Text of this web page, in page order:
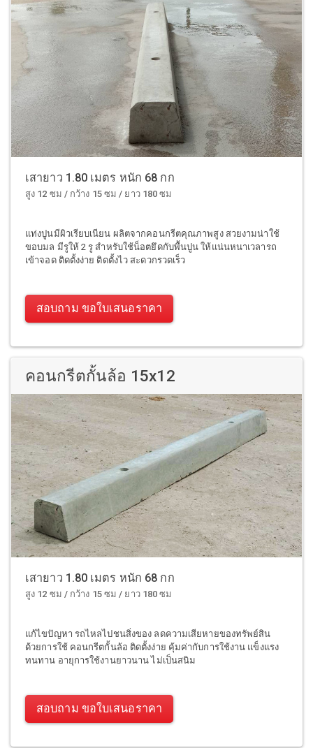
เสายาว 1.80 เมตร หนัก 68 กก
สูง 12 ซม / กว้าง 15 ซม / ยาว 180 ซม
แท่งปูนมีผิวเรียบเนียน ผลิตจากคอนกรีตคุณภาพสูง สวยงามน่าใช้
ขอบมล มีรูให้ 2 รู สำหรับใช้น็อตยึดกับพื้นปูน ให้แน่นหนาเวลารถ
เข้าจอด ติดตั้งง่าย ติดตั้งไว สะดวกรวดเร็ว
สอบถาม ขอใบเสนอราคา
คอนกรีตกั้นล้อ 15x12
เสายาว 1.80 เมตร หนัก 68 กก
สูง 12 ซม / กว้าง 15 ซม / ยาว 180 ซม
แก้ไขปัญหา รถไหลไปชนสิ่งของ ลดความเสียหายของทรัพย์สิน
ด้วยการใช้ คอนกรีตกั้นล้อ ติดตั้งง่าย คุ้มค่ากับการใช้งาน แข็งแรง
ทนทาน อายุการใช้งานยาวนาน ไม่เป็นสนิม
สอบถาม ขอใบเสนอราคา